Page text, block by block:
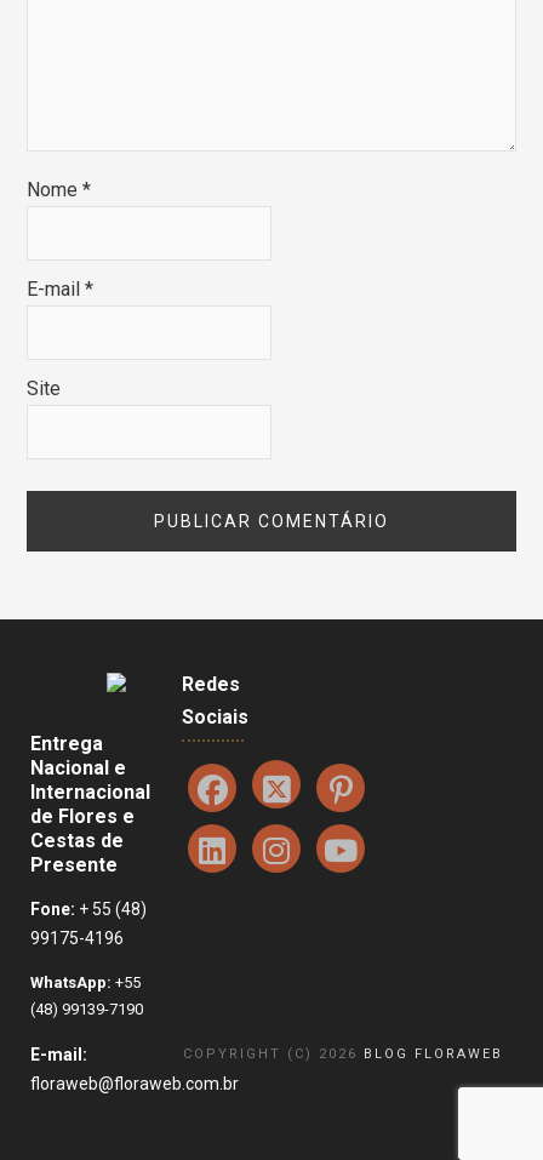
Nome*
E-mail*
Site
Entrega
Nacional e
Internacional
de Flores e
Cestas de
Presente
Fone: + 55 (48)
99175-4196
WhatsApp: +55
(48) 99139-7190
E-mail:
floraweb@floraweb.com.br
Redes
Sociais
COPYRIGHT (C) 2026 BLOG FLORAWEB